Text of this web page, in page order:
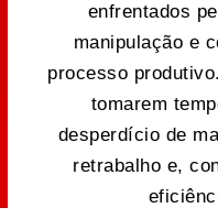
enfrentados
manipulação e
processo
tomarem
desperdício de
retrabalho e,